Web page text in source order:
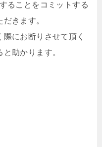
ることをコミットする
きます。
にお断りさせて頂く
助かります。